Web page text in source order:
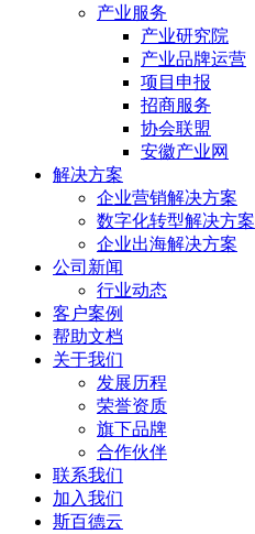
产业服务
产业研究院
产业品牌运营
项目申报
招商服务
协会联盟
安徽产业网
解决方案
企业营销解决方案
数字化转型解决方案
企业出海解决方案
公司新闻
行业动态
客户案例
帮助文档
关于我们
发展历程
荣誉资质
旗下品牌
合作伙伴
联系我们
加入我们
斯百德云